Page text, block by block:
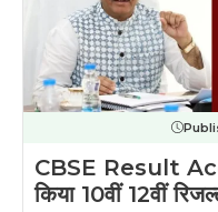
CBSE Result
किया 10वीं 12वीं